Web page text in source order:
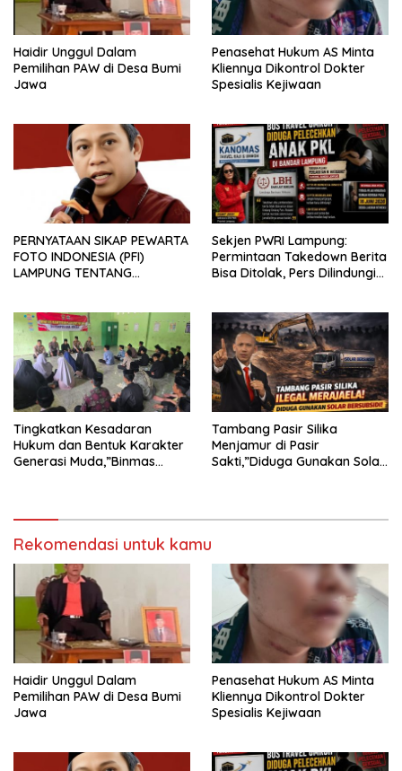
Haidir Unggul Dalam
Pemilihan PAW di Desa Bumi
Jawa
Penasehat Hukum AS Minta
Kliennya Dikontrol Dokter
Spesialis Kejiwaan
PERNYATAAN SIKAP PEWARTA
FOTO INDONESIA (PFI)
LAMPUNG TENTANG
TERHADAP JURNALIS DI
PENGADILAN NEGERI
TANJUNG KARANG.
Sekjen PWRI Lampung:
Permintaan Takedown Berita
Bisa Ditolak, Pers Dilindungi
Tingkatkan Kesadaran
Hukum dan Bentuk Karakter
Generasi Muda,”Binmas
Tambang Pasir Silika
Menjamur di Pasir
Sakti,”Diduga Gunakan Solar
Rekomendasi untuk kamu
Haidir Unggul Dalam
Pemilihan PAW di Desa Bumi
Jawa
Penasehat Hukum AS Minta
Kliennya Dikontrol Dokter
Spesialis Kejiwaan